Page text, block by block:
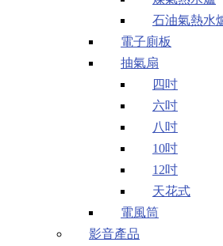
石油氣熱水
電子廁板
抽氣扇
四吋
六吋
八吋
10吋
12吋
天花式
電風筒
影音產品